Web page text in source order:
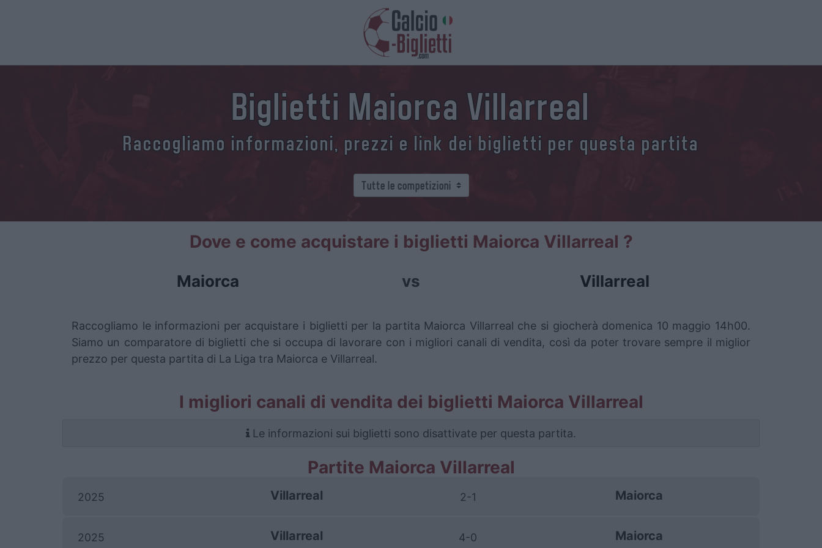
Biglietti Maiorca Villarreal
Raccogliamo informazioni, prezzi e link dei biglietti per questa partita
Dove e come acquistare i biglietti Maiorca Villarreal ?
Maiorca vs Villarreal
Raccogliamo le informazioni per acquistare i biglietti per la partita Maiorca Villarreal che si giocherà domenica 10 maggio 14h00.
Siamo un comparatore di biglietti che si occupa di lavorare con i migliori canali di vendita, così da poter trovare sempre il miglior
prezzo per questa partita di La Liga tra Maiorca e Villarreal.
I migliori canali di vendita dei biglietti Maiorca Villarreal
Le informazioni sui biglietti sono disattivate per questa partita.
Partite Maiorca Villarreal
2025 Villarreal 2-1 Maiorca
2025 Villarreal 4-0 Maiorca